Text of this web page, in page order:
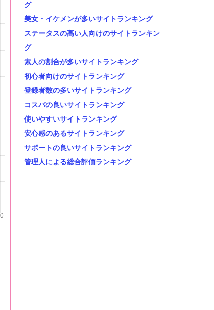
グ
美女・イケメンが多いサイトランキング
ステータスの高い人向けのサイトランキン
グ
素人の割合が多いサイトランキング
初心者向けのサイトランキング
登録者数の多いサイトランキング
コスパの良いサイトランキング
使いやすいサイトランキング
安心感のあるサイトランキング
サポートの良いサイトランキング
管理人による総合評価ランキング